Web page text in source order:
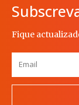
Fique